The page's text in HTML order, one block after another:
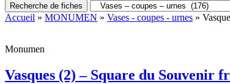
Recherche de fiches
Accueil » MONUMEN » Vases - coupes - urnes »
Monumen
Vasques (2) – Square du Souvenir